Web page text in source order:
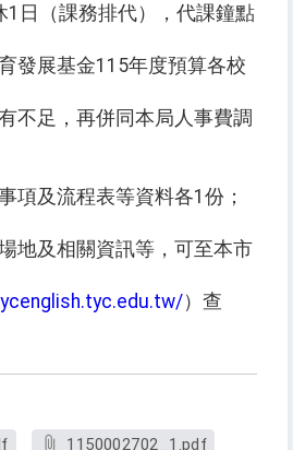
1日（課務排代），代課鐘點
發展基金115年度預算各校
不足，再併同本局人事費調
項及流程表等資料各1份；
地及相關資訊等，可至本市
）查
1150002702_1.pdf